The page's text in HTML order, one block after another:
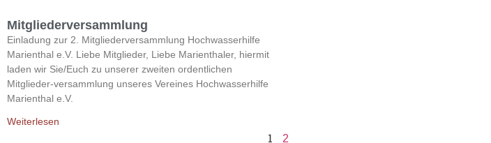
Mitgliederversammlung
Einladung zur 2. Mitgliederversammlung Hochwasserhilfe
Marienthal e.V. Liebe Mitglieder, Liebe Marienthaler, hiermit
laden wir Sie/Euch zu unserer zweiten ordentlichen
Mitglieder-versammlung unseres Vereines Hochwasserhilfe
Marienthal e.V.
Weiterlesen
1 2